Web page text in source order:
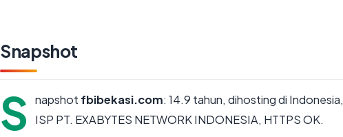
Snapshot
S napshot fbibekasi.com: 14.9 tahun, dihosting di Indonesia,
ISP PT. EXABYTES NETWORK INDONESIA, HTTPS OK.